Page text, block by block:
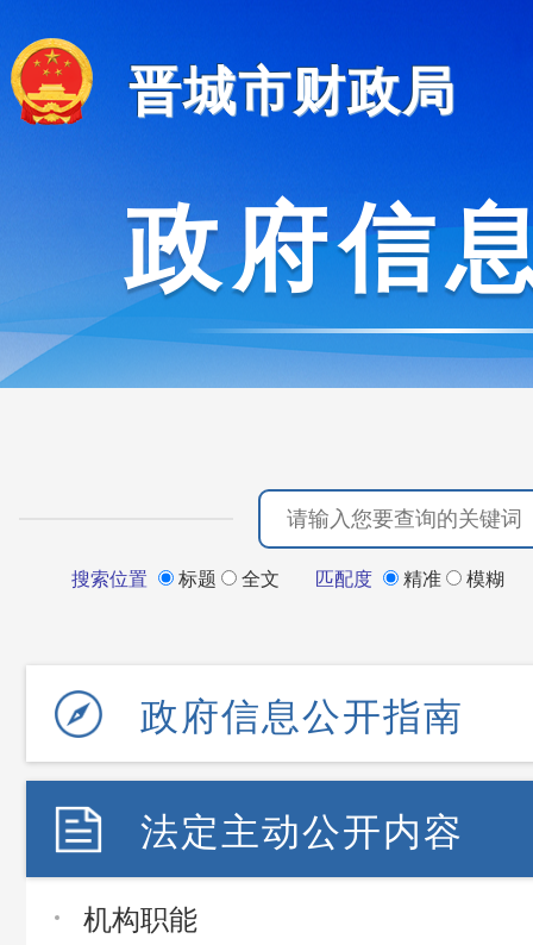
晋城市财政局
政府信
搜索位置 标题 全文 匹配度 精准 模糊
政府信息公开指南
法定主动公开内容
机构职能